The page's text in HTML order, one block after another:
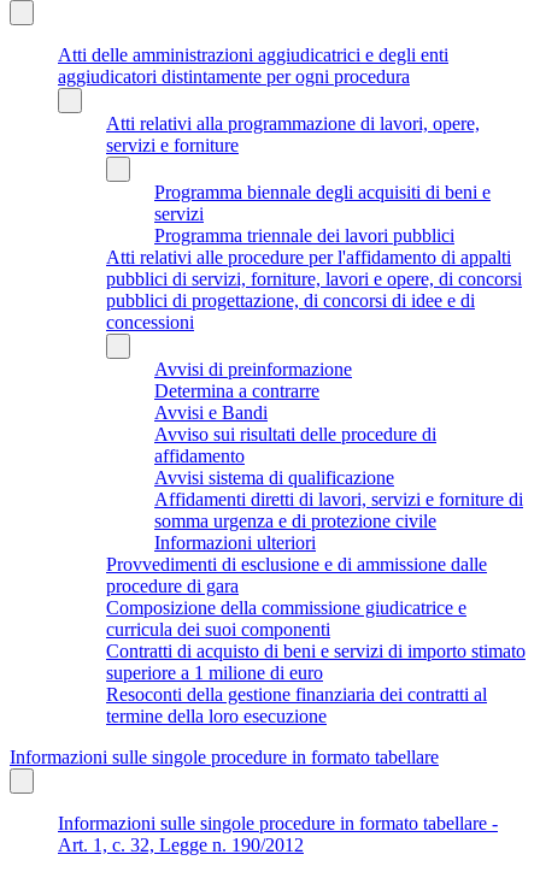
Atti delle amministrazioni aggiudicatrici e degli enti
aggiudicatori distintamente per ogni procedura
Atti relativi alla programmazione di lavori, opere,
servizi e forniture
Programma biennale degli acquisiti di beni e
servizi
Programma triennale dei lavori pubblici
Atti relativi alle procedure per l'affidamento di appalti
pubblici di servizi, forniture, lavori e opere, di concorsi
pubblici di progettazione, di concorsi di idee e di
concessioni
Avvisi di preinformazione
Determina a contrarre
Avvisi e Bandi
Avviso sui risultati delle procedure di
affidamento
Avvisi sistema di qualificazione
Affidamenti diretti di lavori, servizi e forniture di
somma urgenza e di protezione civile
Informazioni ulteriori
Provvedimenti di esclusione e di ammissione dalle
procedure di gara
Composizione della commissione giudicatrice e
curricula dei suoi componenti
Contratti di acquisto di beni e servizi di importo stimato
superiore a 1 milione di euro
Resoconti della gestione finanziaria dei contratti al
termine della loro esecuzione
Informazioni sulle singole procedure in formato tabellare
Informazioni sulle singole procedure in formato tabellare -
Art. 1, c. 32, Legge n. 190/2012